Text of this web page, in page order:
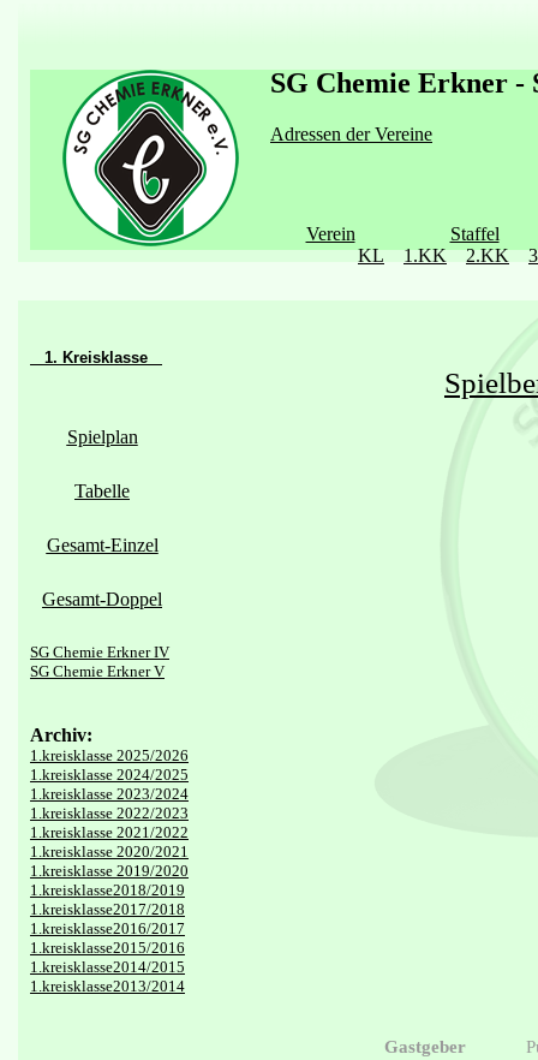
SG Chemie Erkner -
Adressen der Vereine
Verein
Staffel
KL
1.KK 2.KK
1. Kreisklasse
Spielplan
Tabelle
Gesamt-Einzel
Gesamt-Doppel
SG Chemie Erkner IV
SG Chemie Erkner V
Archiv:
1.kreisklasse 2025/2026
1.kreisklasse 2024/2025
1.kreisklasse 2023/2024
1.kreisklasse 2022/2023
1.kreisklasse 2021/2022
1.kreisklasse 2020/2021
1.kreisklasse 2019/2020
1.kreisklasse2018/2019
1.kreisklasse2017/2018
1.kreisklasse2016/2017
1.kreisklasse2015/2016
1.kreisklasse2014/2015
1.kreisklasse2013/2014
Gastgeber